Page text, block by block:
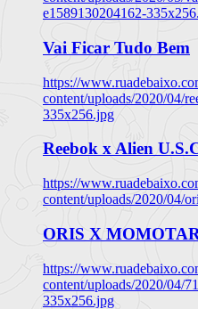
e1589130204162-
Vai Ficar Tudo Bem
https://
content/uploads/2020/04/
335x256.jpg
Reebok x Alien
https://
content/uploads/2020/04/
ORIS X
https://
content/uploads/2020/04/
335x256.jpg